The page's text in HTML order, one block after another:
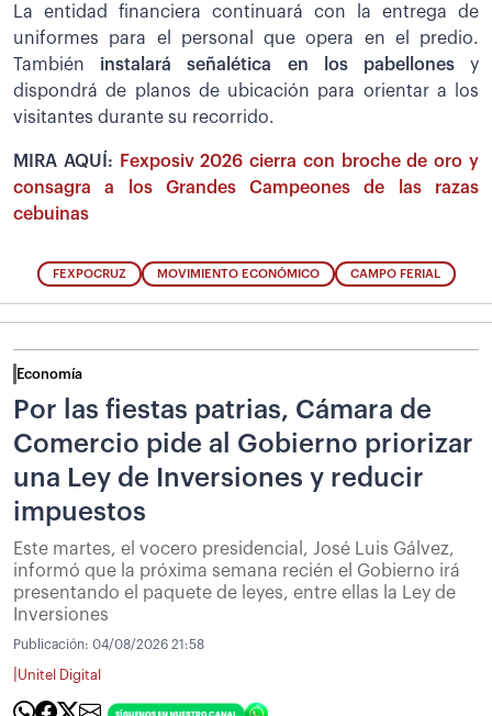
La entidad financiera continuará con la entrega de
uniformes para el personal que opera en el predio.
También instalará señalética en los pabellonesy
dispondrá de planos de ubicación para orientar a los
visitantes durante su recorrido.
MIRA AQUÍ:
Fexposiv 2026 cierra con broche de oro y
consagra a los Grandes Campeones de las razas
cebuinas
FEXPOCRUZ MOVIMIENTO ECONÓMICO CAMPO FERIAL
Economía
Por las fiestas patrias, Cámara de
Comercio pide al Gobierno priorizar
una Ley de Inversiones y reducir
impuestos
Este martes, el vocero presidencial, José Luis Gálvez,
informó que la próxima semana recién el Gobierno irá
presentando el paquete de leyes, entre ellas la Ley de
Inversiones
Publicación: 04/08/2026 21:58
Unitel Digital